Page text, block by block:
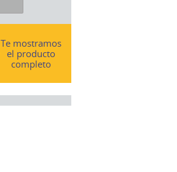
Te mostramos
el producto
completo